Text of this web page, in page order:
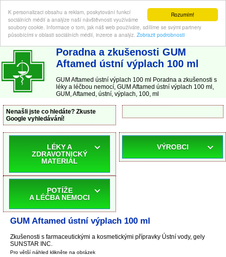
Rozumím!
K personalizaci obsahu a reklam, poskytování funkcí
sociálních médií a analýze naší návštěvnosti využíváme
soubory cookie. Informace o tom, jak náš web používáte, sdílíme se svými partnery
působícími v oblasti sociálních médií, inzerce a analýz. Zobrazit podrobnosti
ABC-LEKARNA.cz | Poradna a zkušenosti s léky a léčbou nemocí
Poradna a zkušenosti GUM
Aftamed ústní výplach 100 ml
GUM Aftamed ústní výplach 100 ml Poradna a zkušenosti s
léky a léčbou nemocí, GUM Aftamed ústní výplach 100 ml,
GUM, Aftamed, ústní, výplach, 100, ml
Nenašli jste co hledáte? Zkuste
Google vyhledávání!
LÉKY A
ZDRAVOTNICKÝ
MATERIÁL
POTÍŽE
A LÉČBA NEMOCI
VÝROBCI
GUM Aftamed ústní výplach 100 ml
Zkušenosti s farmaceutickými a kosmetickými přípravky Ústní vody, gely
SUNSTAR INC.
Pro větší náhled klikněte na obrázek